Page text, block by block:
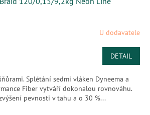
U dodavatele
DETAIL
Splétání sedmi vláken Dyneema a
Fiber vytváří dokonalou rovnováhu.
pevnosti v tahu a o 30 %...